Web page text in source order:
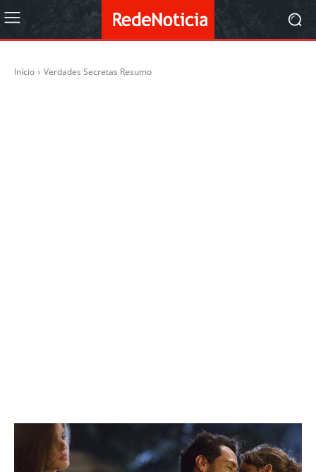
Início Verdades Secretas Resumo